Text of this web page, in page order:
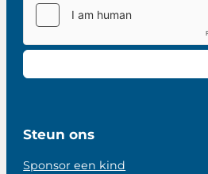
Steun ons
Sponsor een kind